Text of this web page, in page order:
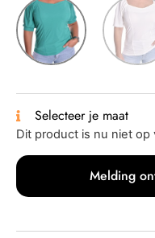
Selecteer je maat
Dit product is nu niet op
Melding